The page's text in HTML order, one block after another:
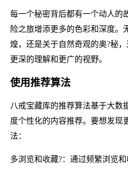
每一个秘密背后都有一个动人的
险之旅增添更多的色彩和深度。
煌，还是关于自然奇观的奥?秘
更深的理解和更广的视野。
使用推荐算法
八戒宝藏库的推荐算法基于大数
度个性化的内容推荐。要想发现
法：
多浏览和收藏?：通过频繁浏览